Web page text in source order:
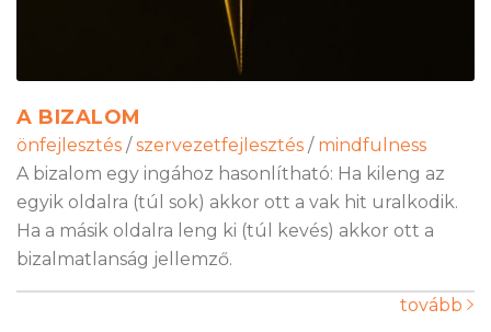
A BIZALOM
önfejlesztés / szervezetfejlesztés / mindfulness
A bizalom egy ingához hasonlítható: Ha kileng az
egyik oldalra (túl sok) akkor ott a vak hit uralkodik.
Ha a másik oldalra leng ki (túl kevés) akkor ott a
bizalmatlanság jellemző.
tovább